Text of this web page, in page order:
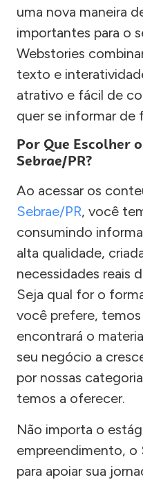
uma nova maneira
importantes para o
Webstories
texto e
atrativo e fácil de
quer se informar de
Por Que Escolher
Sebrae/PR?
Ao acessar os
Sebrae/PR, você
consumindo
alta qualidade,
necessidades reais
Seja qual for o
você prefere,
encontrará o
seu negócio a
por nossas
temos a oferecer.
Não importa o
empreendimento, o
para apoiar sua